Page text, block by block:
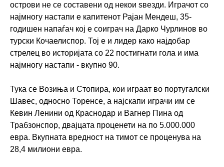
острови не се составени од некои ѕвезди. Играчот со
најмногу настапи е капитенот Рајан Мендеш, 35-
годишен напаѓач кој е соиграч на Дарко Чурлинов во
турски Кочаелиспор. Тој е и лидер како најдобар
стрелец во историјата со 22 постигнати гола и има
најмногу настапи - вкупно 90.
Тука се Возиња и Стопира, кои играат во португалски
Шавес, односно Торенсе, а најскапи играчи им се
Кевин Ленини од Краснодар и Вагнер Пина од
Трабзонспор, двајцата проценети на по 5.000.000
евра. Вкупната вредност на тимот се проценува на
28,4 милиони евра.